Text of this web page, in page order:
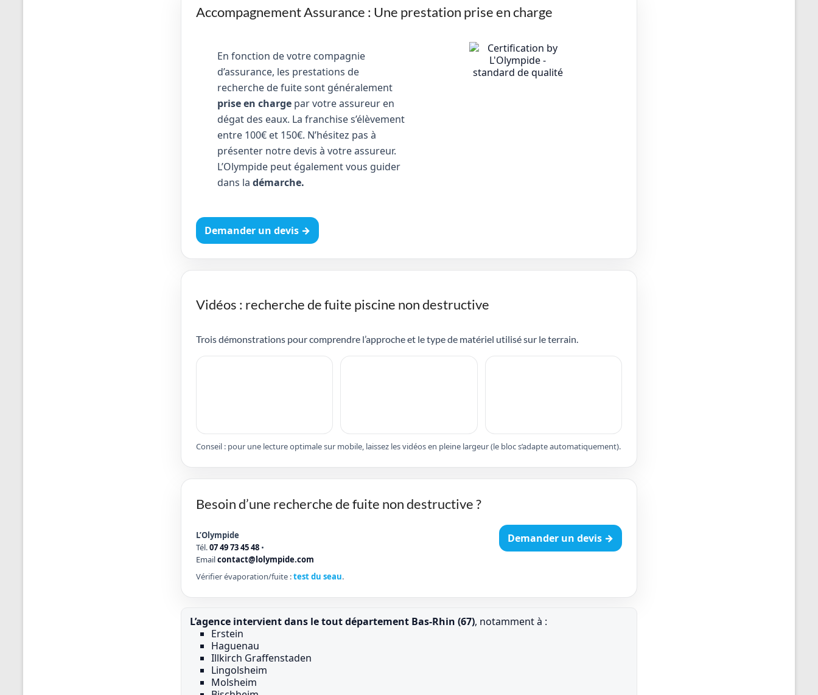
Accompagnement Assurance : Une prestation prise en charge
En fonction de votre compagnie
d’assurance, les prestations de
recherche de fuite sont généralement
prise en charge par votre assureur en
dégat des eaux. La franchise s’élèvement
entre 100€ et 150€. N’hésitez pas à
présenter notre devis à votre assureur.
L’Olympide peut également vous guider
dans la démarche.
Demander un devis →
Vidéos : recherche de fuite piscine non destructive
Trois démonstrations pour comprendre l’approche et le type de matériel utilisé sur le terrain.
Conseil : pour une lecture optimale sur mobile, laissez les vidéos en pleine largeur (le bloc s’adapte automatiquement).
Besoin d’une recherche de fuite non destructive ?
L’Olympide
Tél.07 49 73 45 48 •
Emailcontact@lolympide.com
Vérifier évaporation/fuite :test du seau.
Demander un devis →
L’agence intervient dans le tout département Bas-Rhin (67), notamment à :
Erstein
Haguenau
Illkirch Graffenstaden
Lingolsheim
Molsheim